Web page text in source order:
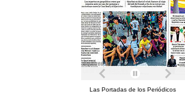
Las Portadas de los Periódicos